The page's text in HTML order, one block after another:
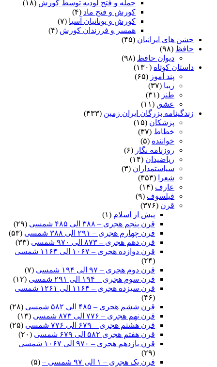
حمله و فتح لودیه توسط کورش (۱۸)
کورش و فتح ماد (۴)
کورش و یونانیان آسیا (۷)
همسر و فرزندان کورش (۴)
جشن های ایرانیان (۴۵)
حافظ (۹۸)
دیوان حافظ (۹۸)
داستان کوتاه (۱۳۰)
پند آموز (۶۵)
زیبا (۳۷)
طنز (۳۱)
عشق (۱۱)
زندگینامه بزرگان ایران زمین (۴۳۳)
پزشکان (۱۵)
خطاط (۳۷)
خواننده (۵)
روزنامه نگار (۶)
ریاضیدان (۱۴)
سیاستمداران (۳)
شعرا
(۳۵۳)
عارف (۱۴)
فیلسوف (۹)
قرن (۳۷۶)
پیش از اسلام (۱)
قرن پنجم هجری – ۳۸۸ الی ۴۸۵ شمسی
(۲۹)
قرن چهارم هجری – ۲۹۱ الی ۳۸۸ شمسی
(۵۳)
قرن دهم هجری – ۸۷۳ الی ۹۷۰ شمسی
(۳۳)
قرن دوازده هجری – ۱۰۶۷ الی ۱۱۶۴ شمسی
(۲۴)
قرن دوم هجری – ۹۷ الی ۱۹۴ شمسی
(۷)
قرن سوم هجری – ۱۹۴ الی ۲۹۱ شمسی
(۱۲)
قرن سیزده هجری – ۱۱۶۴ الی ۱۲۶۱ شمسی
(۴۶)
قرن ششم هجری – ۴۸۵ الی ۵۸۲ شمسی
(۲۸)
قرن نهم هجری – ۷۷۶ الی ۸۷۳ شمسی
(۱۳)
قرن هشتم هجری – ۶۷۹ الی ۷۷۶ شمسی
(۲۵)
قرن هفتم هجری ۵۸۲ الی ۶۷۹ شمسی
(۲۰)
قرن یازدهم هجری – ۹۷۰ الی ۱۰۶۷ شمسی
(۲۹)
قرن یک هجری – ۱ الی ۹۷ شمسی –
(۵)